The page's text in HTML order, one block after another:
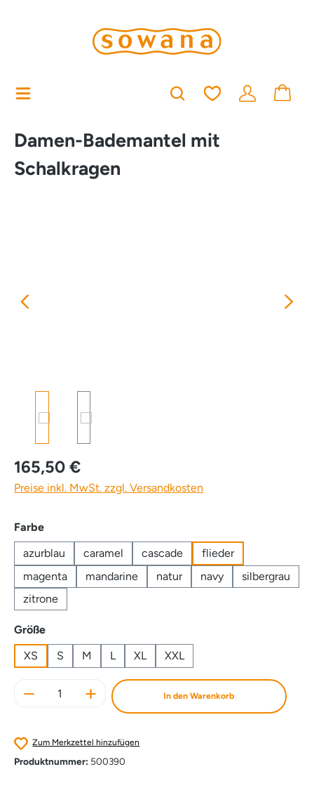
Du hast 0
Damen-Bademantel mit
Schalkragen
165,50 €
Preise inkl. MwSt. zzgl. Versandkosten
Farbeauswählen
azurblau
caramel cascade
flieder
magenta
mandarine natur navy
silbergrau
zitrone
Größeauswählen
XS
S M L XL XXL
Produkt Anzahl: Gib den gewünschten
In den Warenkorb
Zum Merkzettel hinzufügen
Produktnummer: 500390